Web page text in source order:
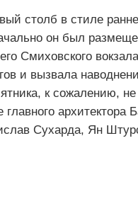
столб в стиле
он был
Смиховского
и вызвала
к сожалению,
архитектора
Сухарда, Ян